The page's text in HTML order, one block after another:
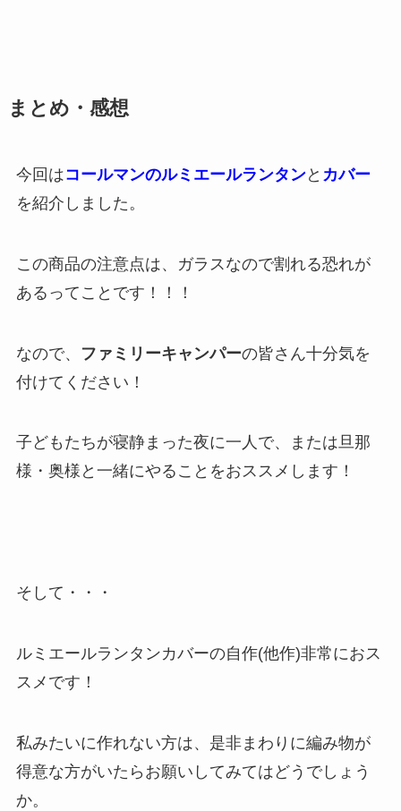
まとめ・感想
今回はコールマンのルミエールランタンと カバー
を紹介しました。
この商品の注意点は、ガラスなので割れる恐れが
あるってことです！！！
なので、 ファミリーキャンパーの皆さん十分気を
付けてください！
子どもたちが寝静まった夜に一人で、または旦那
様・奥様と一緒にやることをおススメします！
そして・・・
ルミエールランタンカバーの自作(他作)非常におス
スメです！
私みたいに作れない方は、是非まわりに編み物が
得意な方がいたらお願いしてみてはどうでしょう
か。